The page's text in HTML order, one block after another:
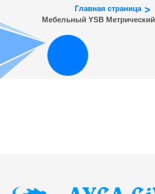
Главная страница
Мебельный YSB